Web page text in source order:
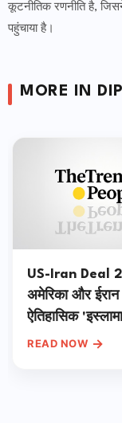
कूटनीतिक रणनीति है,
पहुंचाया है।
MORE IN
US-Iran Deal
अमेरिका और
ऐतिहासिक
समझौता', मध्यस्थ
READ NOW →